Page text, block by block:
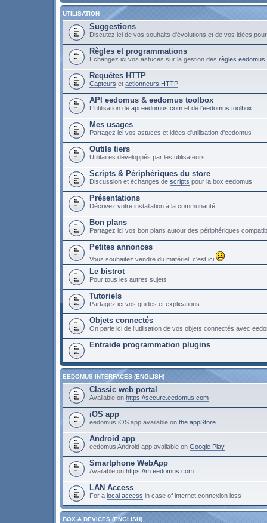
UTILISATION
Suggestions
Discutez ici de vos souhaits d'évolutions et de vos idées
Règles et programmations
Échangez ici vos astuces sur la gestion des règles eedomus
Requêtes HTTP
Capteurs et actionneurs HTTP
API eedomus & eedomus toolbox
L'utilisation de api.eedomus.com et de l'eedomus toolbox
Mes usages
Partagez ici vos astuces et idées d'utilisation d'eedomus
Outils tiers
Utilitaires développés par les utilisateurs
Scripts & Périphériques du store
Discussion et échanges de scripts pour la box eedomus
Présentations
Décrivez votre installation à la communauté
Bon plans
Partagez ici vos bon plans autour des périphériques
Petites annonces
Vous souhaitez vendre du matériel, c'est ici
Le bistrot
Pour tous les autres sujets
Tutoriels
Partagez ici vos guides et explications
Objets connectés
On parle ici de l’utilisation de vos objets connectés avec
Entraide programmation plugins
EEDOMUS INTERFACES (ENGLISH)
Classic web portal
Available on https://secure.eedomus.com
iOS app
eedomus iOS app available on the appStore
Android app
eedomus Android app available on Google Play
Smartphone WebApp
Available on https://m.eedomus.com
LAN Access
For a local access in case of internet connexion loss
BOX & DEVICES (ENGLISH)